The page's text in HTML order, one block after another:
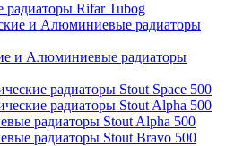
радиаторы Rifar Tubog
и Алюминиевые радиаторы
радиаторы Stout Space 500
радиаторы Stout Alpha 500
радиаторы Stout Alpha 500
радиаторы Stout Bravo 500